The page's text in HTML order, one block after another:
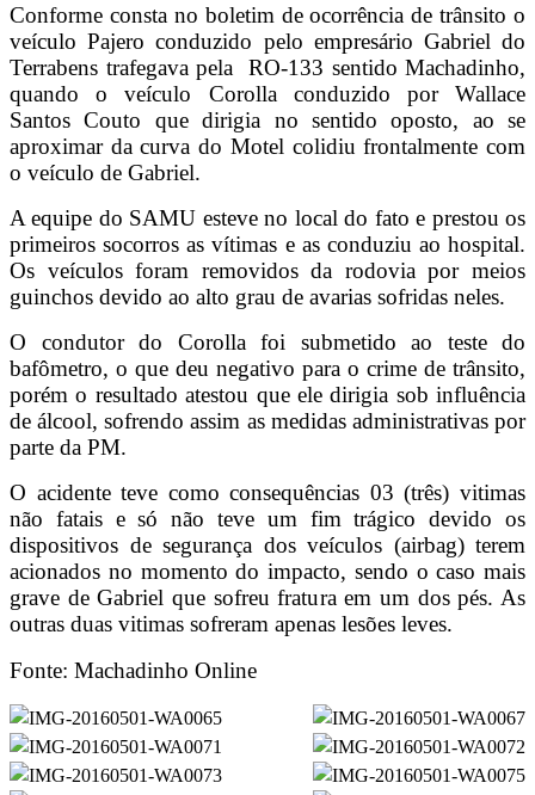
Conforme consta no boletim de ocorrência de trânsito o
veículo Pajero conduzido pelo empresário Gabriel do
Terrabens trafegava pela RO-133 sentido Machadinho,
quando o veículo Corolla conduzido por Wallace
Santos Couto que dirigia no sentido oposto, ao se
aproximar da curva do Motel colidiu frontalmente com
o veículo de Gabriel.
A equipe do SAMU esteve no local do fato e prestou os
primeiros socorros as vítimas e as conduziu ao hospital.
Os veículos foram removidos da rodovia por meios
guinchos devido ao alto grau de avarias sofridas neles.
O condutor do Corolla foi submetido ao teste do
bafômetro, o que deu negativo para o crime de trânsito,
porém o resultado atestou que ele dirigia sob influência
de álcool, sofrendo assim as medidas administrativas por
parte da PM.
O acidente teve como consequências 03 (três) vitimas
não fatais e só não teve um fim trágico devido os
dispositivos de segurança dos veículos (airbag) terem
acionados no momento do impacto, sendo o caso mais
grave de Gabriel que sofreu fratura em um dos pés. As
outras duas vitimas sofreram apenas lesões leves.
Fonte: Machadinho Online